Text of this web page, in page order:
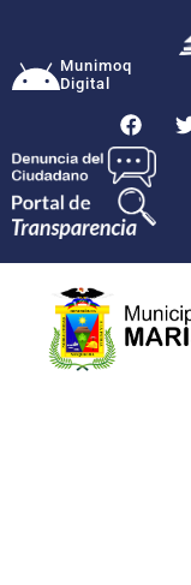
Munimoq
Digital